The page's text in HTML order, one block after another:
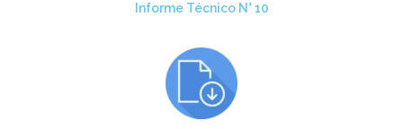
Informe Técnico N° 10